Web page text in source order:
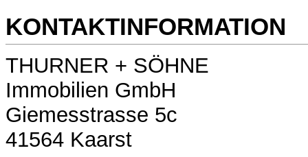
KONTAKTINFORMATION
THURNER + SÖHNE
Immobilien GmbH
Giemesstrasse 5c
41564 Kaarst